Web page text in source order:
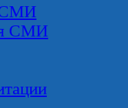
СМИ
СМИ